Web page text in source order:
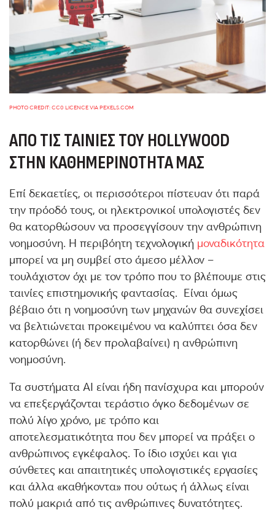
PHOTO CREDIT: CC0 LICENCE VIA PEXELS.COM
ΑΠΌ ΤΙΣ ΤΑΙΝΊΕΣ ΤΟΥ HOLLYWOOD
ΣΤΗΝ ΚΑΘΗΜΕΡΙΝΌΤΗΤΆ ΜΑΣ
Επί δεκαετίες, οι περισσότεροι πίστευαν ότι παρά
την πρόοδό τους, οι ηλεκτρονικοί υπολογιστές δεν
θα κατορθώσουν να προσεγγίσουν την ανθρώπινη
νοημοσύνη. H περιβόητη τεχνολογική μοναδικότητα
μπορεί να μη συμβεί στο άμεσο μέλλον –
τουλάχιστον όχι με τον τρόπο που το βλέπουμε στις
ταινίες επιστημονικής φαντασίας. Είναι όμως
βέβαιο ότι η νοημοσύνη των μηχανών θα συνεχίσει
να βελτιώνεται προκειμένου να καλύπτει όσα δεν
κατορθώνει (ή δεν προλαβαίνει) η ανθρώπινη
νοημοσύνη.
Τα συστήματα ΑΙ είναι ήδη πανίσχυρα και μπορούν
να επεξεργάζονται τεράστιο όγκο δεδομένων σε
πολύ λίγο χρόνο, με τρόπο και
αποτελεσματικότητα που δεν μπορεί να πράξει ο
ανθρώπινος εγκέφαλος. Το ίδιο ισχύει και για
σύνθετες και απαιτητικές υπολογιστικές εργασίες
και άλλα «καθήκοντα» που ούτως ή άλλως είναι
πολύ μακριά από τις ανθρώπινες δυνατότητες.